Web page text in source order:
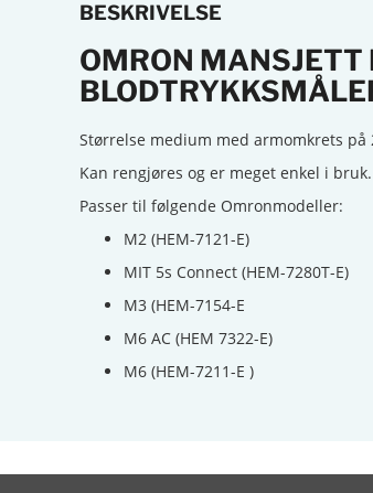
BESKRIVELSE
OMRON MANSJETT
Størrelse medium med armomkrets på
Kan rengjøres og er meget enkel i bruk.
Passer til følgende Omronmodeller:
M2 (HEM-7121-E)
MIT 5s Connect (HEM-7280T-E)
M3 (HEM-7154-E
M6 AC (HEM 7322-E)
M6 (HEM-7211-E )